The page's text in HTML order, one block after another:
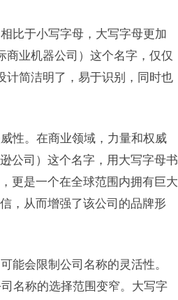
比于小写字母，大写字母更加
商业机器公司）这个名字，仅仅
计简洁明了，易于识别，同时也
性。在商业领域，力量和权威
公司）这个名字，用大写字母书
更是一个在全球范围内拥有巨大
，从而增强了该公司的品牌形
能会限制公司名称的灵活性。
名称的选择范围变窄。大写字